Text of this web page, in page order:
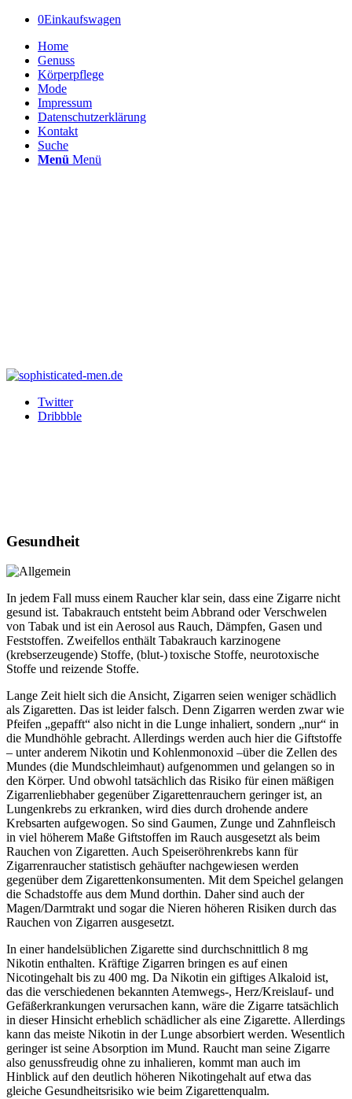
0Einkaufswagen
Home
Genuss
Körperpflege
Mode
Impressum
Datenschutzerklärung
Kontakt
Suche
Menü Menü
Twitter
Dribbble
Gesundheit
In jedem Fall muss einem Raucher klar sein, dass eine Zigarre nicht
gesund ist. Tabakrauch entsteht beim Abbrand oder Verschwelen
von Tabak und ist ein Aerosol aus Rauch, Dämpfen, Gasen und
Feststoffen. Zweifellos enthält Tabakrauch karzinogene
(krebserzeugende) Stoffe, (blut-) toxische Stoffe, neurotoxische
Stoffe und reizende Stoffe.
Lange Zeit hielt sich die Ansicht, Zigarren seien weniger schädlich
als Zigaretten. Das ist leider falsch. Denn Zigarren werden zwar wie
Pfeifen „gepafft“ also nicht in die Lunge inhaliert, sondern „nur“ in
die Mundhöhle gebracht. Allerdings werden auch hier die Giftstoffe
– unter anderem Nikotin und Kohlenmonoxid –über die Zellen des
Mundes (die Mundschleimhaut) aufgenommen und gelangen so in
den Körper. Und obwohl tatsächlich das Risiko für einen mäßigen
Zigarrenliebhaber gegenüber Zigarettenrauchern geringer ist, an
Lungenkrebs zu erkranken, wird dies durch drohende andere
Krebsarten aufgewogen. So sind Gaumen, Zunge und Zahnfleisch
in viel höherem Maße Giftstoffen im Rauch ausgesetzt als beim
Rauchen von Zigaretten. Auch Speiseröhrenkrebs kann für
Zigarrenraucher statistisch gehäufter nachgewiesen werden
gegenüber dem Zigarettenkonsumenten. Mit dem Speichel gelangen
die Schadstoffe aus dem Mund dorthin. Daher sind auch der
Magen/Darmtrakt und sogar die Nieren höheren Risiken durch das
Rauchen von Zigarren ausgesetzt.
In einer handelsüblichen Zigarette sind durchschnittlich 8 mg
Nikotin enthalten. Kräftige Zigarren bringen es auf einen
Nicotingehalt bis zu 400 mg. Da Nikotin ein giftiges Alkaloid ist,
das die verschiedenen bekannten Atemwegs-, Herz/Kreislauf- und
Gefäßerkrankungen verursachen kann, wäre die Zigarre tatsächlich
in dieser Hinsicht erheblich schädlicher als eine Zigarette. Allerdings
kann das meiste Nikotin in der Lunge absorbiert werden. Wesentlich
geringer ist seine Absorption im Mund. Raucht man seine Zigarre
also genussfreudig ohne zu inhalieren, kommt man auch im
Hinblick auf den deutlich höheren Nikotingehalt auf etwa das
gleiche Gesundheitsrisiko wie beim Zigarettenqualm.